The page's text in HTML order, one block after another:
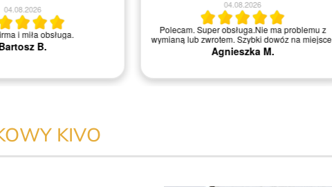
04.08.2026
i miła obsługa.
Bartosz B.
04.08.2026
Polecam. Super obsługa.Nie ma problemu z
wymianą lub zwrotem. Szybki dowóz na miejsce.
Agnieszka M.
KIVO